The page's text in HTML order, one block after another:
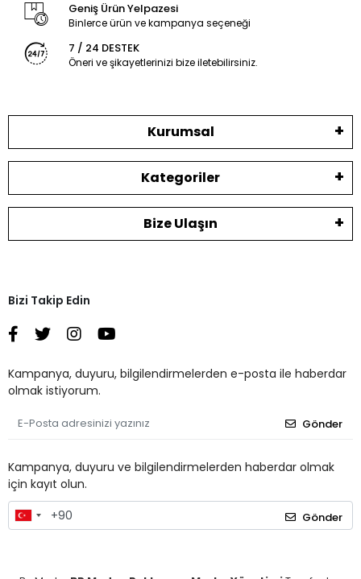
Geniş Ürün Yelpazesi
Binlerce ürün ve kampanya seçeneği
7 / 24 DESTEK
Öneri ve şikayetlerinizi bize iletebilirsiniz.
Kurumsal
Kategoriler
Bize Ulaşın
Bizi Takip Edin
Kampanya, duyuru, bilgilendirmelerden e-posta ile haberdar
olmak istiyorum.
Gönder
Kampanya, duyuru ve bilgilendirmelerden haberdar olmak
için kayıt olun.
Gönder